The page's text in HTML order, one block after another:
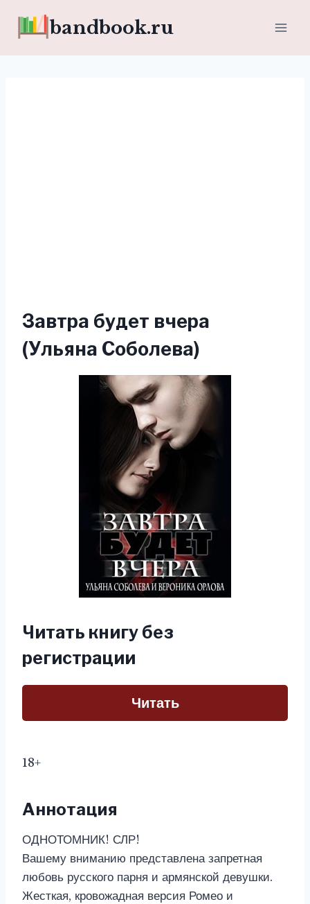
bandbook.ru
Завтра будет вчера
(Ульяна Соболева)
Читать книгу без
регистрации
Читать
18+
Аннотация
ОДНОТОМНИК! СЛР!
Вашему вниманию представлена запретная
любовь русского парня и армянской девушки.
Жесткая, кровожадная версия Ромео и